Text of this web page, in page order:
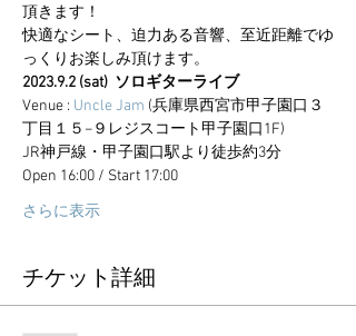
頂きます！
快適なシート、迫力ある音響、至近距離でゆ
っくりお楽しみ頂けます。
2023.9.2 (sat)  ソロギターライブ
Venue : Uncle Jam (兵庫県西宮市甲子園口３
丁目１５−９レジスコート甲子園口1F)
JR神戸線・甲子園口駅より徒歩約3分
Open 16:00 / Start 17:00
さらに表示
チケット詳細